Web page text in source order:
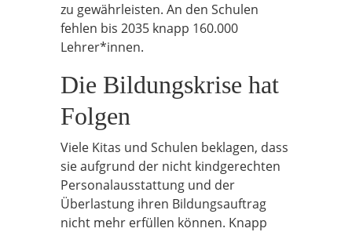
zu gewährleisten. An den Schulen
fehlen bis 2035 knapp 160.000
Lehrer*innen.
Die Bildungskrise hat
Folgen
Viele Kitas und Schulen beklagen, dass
sie aufgrund der nicht kindgerechten
Personalausstattung und der
Überlastung ihren Bildungsauftrag
nicht mehr erfüllen können. Knapp